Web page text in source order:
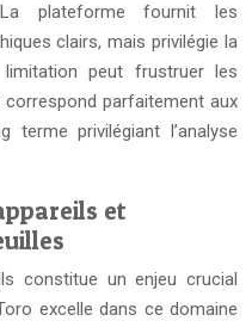
La plateforme fournit les
clairs, mais privilégie la
limitation peut frustruer les
parfaitement aux
privilégiant l’analyse
et
constitue un enjeu crucial
excelle dans ce domaine